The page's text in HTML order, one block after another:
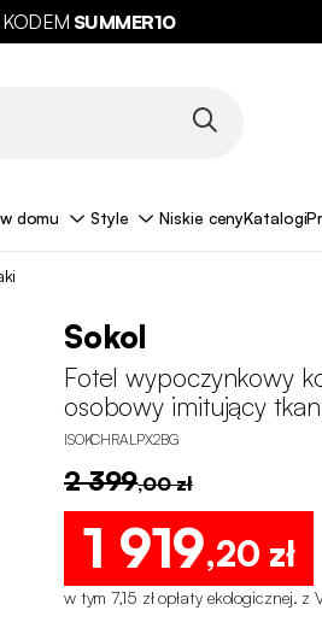
SUMMER10
domu Style Niskie cenyKatalogi
Sokol
Fotel wypoczynkowy
osobowy imitujący
ISOKCHRALPX2BG
2 399,00 zł
1 919,20 zł
w tym 7,15 zł opłaty ekologicznej. z